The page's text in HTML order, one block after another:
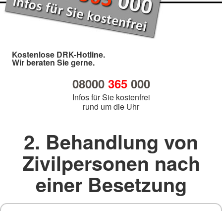
Kostenlose DRK-Hotline.
Wir beraten Sie gerne.
08000 365000
Infos für Sie kostenfrei
rund um die Uhr
2. Behandlung von
Zivilpersonen nach
einer Besetzung